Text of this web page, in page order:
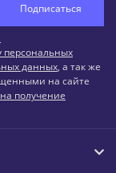
Подписаться
персональных
данных, а так же
на сайте
получение